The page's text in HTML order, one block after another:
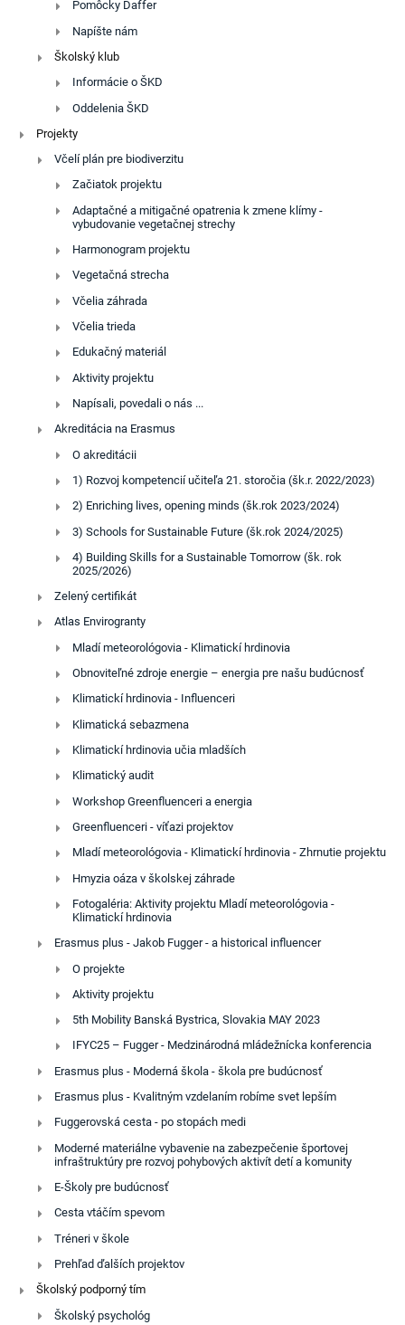
Pomôcky Daffer
Napíšte nám
Školský klub
Informácie o ŠKD
Oddelenia ŠKD
Projekty
Včelí plán pre biodiverzitu
Začiatok projektu
Adaptačné a mitigačné opatrenia k zmene klímy -
vybudovanie vegetačnej strechy
Harmonogram projektu
Vegetačná strecha
Včelia záhrada
Včelia trieda
Edukačný materiál
Aktivity projektu
Napísali, povedali o nás ...
Akreditácia na Erasmus
O akreditácii
1) Rozvoj kompetencií učiteľa 21. storočia (šk.r. 2022/2023)
2) Enriching lives, opening minds (šk.rok 2023/2024)
3) Schools for Sustainable Future (šk.rok 2024/2025)
4) Building Skills for a Sustainable Tomorrow (šk. rok
2025/2026)
Zelený certifikát
Atlas Envirogranty
Mladí meteorológovia - Klimatickí hrdinovia
Obnoviteľné zdroje energie – energia pre našu budúcnosť
Klimatickí hrdinovia - Influenceri
Klimatická sebazmena
Klimatickí hrdinovia učia mladších
Klimatický audit
Workshop Greenfluenceri a energia
Greenfluenceri - víťazi projektov
Mladí meteorológovia - Klimatickí hrdinovia - Zhrnutie projektu
Hmyzia oáza v školskej záhrade
Fotogaléria: Aktivity projektu Mladí meteorológovia -
Klimatickí hrdinovia
Erasmus plus - Jakob Fugger - a historical influencer
O projekte
Aktivity projektu
5th Mobility Banská Bystrica, Slovakia MAY 2023
IFYC25 – Fugger - Medzinárodná mládežnícka konferencia
Erasmus plus - Moderná škola - škola pre budúcnosť
Erasmus plus - Kvalitným vzdelaním robíme svet lepším
Fuggerovská cesta - po stopách medi
Moderné materiálne vybavenie na zabezpečenie športovej
infraštruktúry pre rozvoj pohybových aktivít detí a komunity
E-Školy pre budúcnosť
Cesta vtáčím spevom
Tréneri v škole
Prehľad ďalších projektov
Školský podporný tím
Školský psychológ